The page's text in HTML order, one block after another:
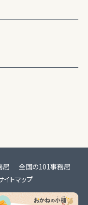
局
全国の101事務局
イトマップ